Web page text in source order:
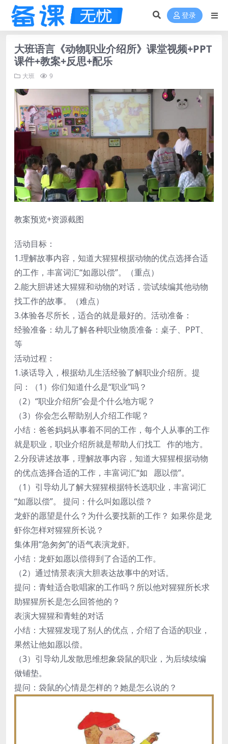
登录
大班语言《动物职业介绍所》课堂视频+PPT
课件+教案+反思+配乐
大班 9
教案预览+资源截图
活动目标：
1.理解故事内容，知道大猩猩根据动物的优点选择合适
的工作，丰富词汇“如愿以偿”。（重点）
2.能大胆讲述大猩猩和动物的对话，尝试续编其他动物
找工作的故事。（难点）
3.体验各尽所长，适合的就是最好的。活动准备：
经验准备：幼儿了解各种职业物质准备：桌子、PPT、
等
活动过程：
1.谈话导入，根据幼儿生活经验了解职业介绍所。提
问：（1）你们知道什么是“职业”吗？
（2）“职业介绍所”会是个什么地方呢？
（3）你会怎么帮助别人介绍工作呢？
小结：爸爸妈妈从事着不同的工作，每个人从事的工作
就是职业，职业介绍所就是帮助人们找工 作的地方。
2.分段讲述故事，理解故事内容，知道大猩猩根据动物
的优点选择合适的工作，丰富词汇“如 愿以偿”。
（1）引导幼儿了解大猩猩根据特长选职业，丰富词汇
“如愿以偿”。 提问：什么叫如愿以偿？
龙虾的愿望是什么？为什么要找新的工作？ 如果你是龙
虾你怎样对猩猩所长说？
集体用“急匆匆”的语气表演龙虾。
小结：龙虾如愿以偿得到了合适的工作。
（2）通过情景表演大胆表达故事中的对话。
提问：青蛙适合歌唱家的工作吗？所以他对猩猩所长求
助猩猩所长是怎么回答他的？
表演大猩猩和青蛙的对话
小结：大猩猩发现了别人的优点，介绍了合适的职业，
果然让他如愿以偿。
（3）引导幼儿发散思维想象袋鼠的职业，为后续续编
做铺垫。
提问：袋鼠的心情是怎样的？她是怎么说的？